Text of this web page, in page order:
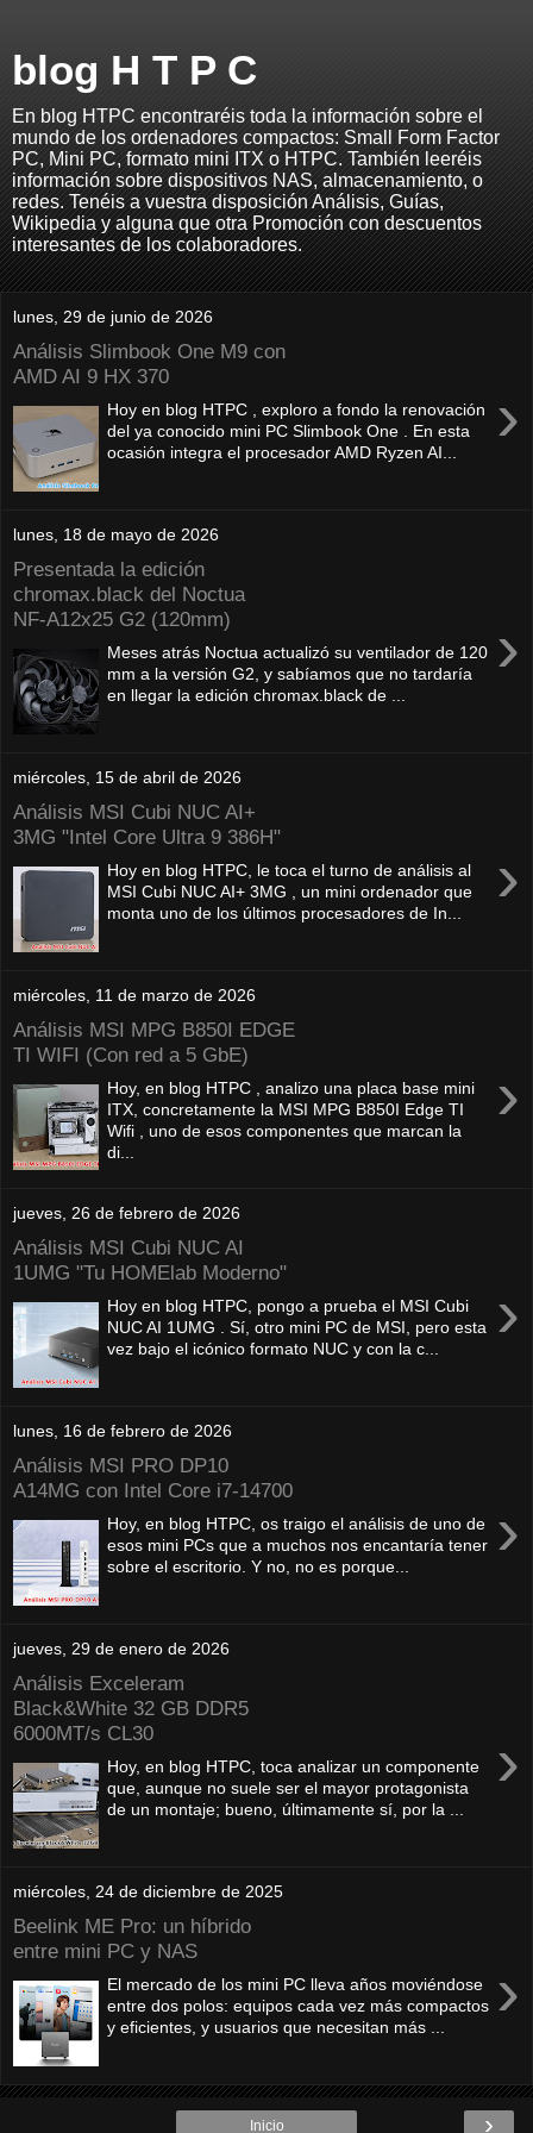
blog H T P C
En blog HTPC encontraréis toda la información sobre el
mundo de los ordenadores compactos: Small Form Factor
PC, Mini PC, formato mini ITX o HTPC. También leeréis
información sobre dispositivos NAS, almacenamiento, o
redes. Tenéis a vuestra disposición Análisis, Guías,
Wikipedia y alguna que otra Promoción con descuentos
interesantes de los colaboradores.
lunes, 29 de junio de 2026
Análisis Slimbook One M9 con
AMD AI 9 HX 370
›
Hoy en blog HTPC , exploro a fondo la renovación
del ya conocido mini PC Slimbook One . En esta
ocasión integra el procesador AMD Ryzen AI...
lunes, 18 de mayo de 2026
Presentada la edición
chromax.black del Noctua
NF‑A12x25 G2 (120mm)
›
Meses atrás Noctua actualizó su ventilador de 120
mm a la versión G2, y sabíamos que no tardaría
en llegar la edición chromax.black de ...
miércoles, 15 de abril de 2026
Análisis MSI Cubi NUC AI+
3MG "Intel Core Ultra 9 386H"
›
Hoy en blog HTPC, le toca el turno de análisis al
MSI Cubi NUC AI+ 3MG , un mini ordenador que
monta uno de los últimos procesadores de In...
miércoles, 11 de marzo de 2026
Análisis MSI MPG B850I EDGE
TI WIFI (Con red a 5 GbE)
›
Hoy, en blog HTPC , analizo una placa base mini
ITX, concretamente la MSI MPG B850I Edge TI
Wifi , uno de esos componentes que marcan la
di...
jueves, 26 de febrero de 2026
Análisis MSI Cubi NUC AI
1UMG "Tu HOMElab Moderno"
›
Hoy en blog HTPC, pongo a prueba el MSI Cubi
NUC AI 1UMG . Sí, otro mini PC de MSI, pero esta
vez bajo el icónico formato NUC y con la c...
lunes, 16 de febrero de 2026
Análisis MSI PRO DP10
A14MG con Intel Core i7-14700
›
Hoy, en blog HTPC, os traigo el análisis de uno de
esos mini PCs que a muchos nos encantaría tener
sobre el escritorio. Y no, no es porque...
jueves, 29 de enero de 2026
Análisis Exceleram
Black&White 32 GB DDR5
6000MT/s CL30
›
Hoy, en blog HTPC, toca analizar un componente
que, aunque no suele ser el mayor protagonista
de un montaje; bueno, últimamente sí, por la ...
miércoles, 24 de diciembre de 2025
Beelink ME Pro: un híbrido
entre mini PC y NAS
›
El mercado de los mini PC lleva años moviéndose
entre dos polos: equipos cada vez más compactos
y eficientes, y usuarios que necesitan más ...
›
Inicio